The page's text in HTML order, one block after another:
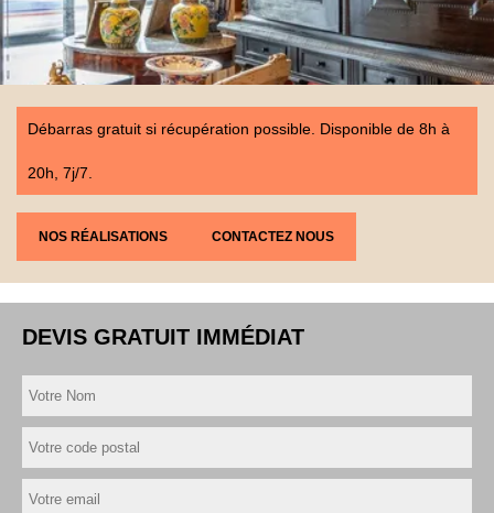
Débarras gratuit si récupération possible. Disponible de 8h à
20h, 7j/7.
NOS RÉALISATIONS CONTACTEZ NOUS
DEVIS GRATUIT IMMÉDIAT